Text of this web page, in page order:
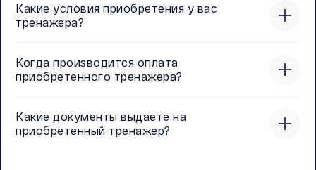
Какие условия приобретения у вас
тренажера?
Когда производится оплата
приобретенного тренажера?
Какие документы выдаете на
приобретенный тренажер?